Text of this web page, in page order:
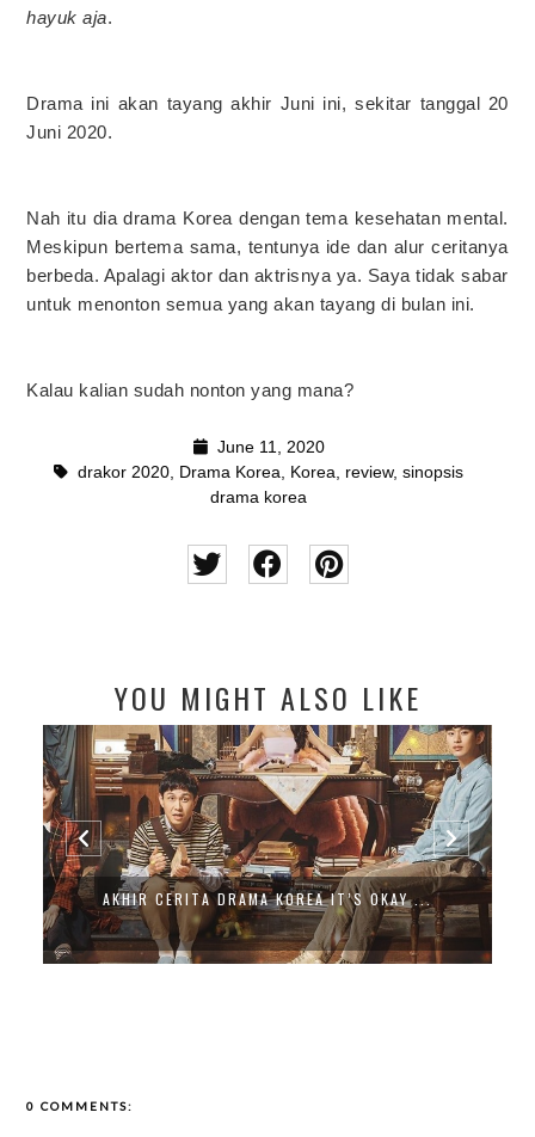
hayuk aja.
Drama ini akan tayang akhir Juni ini, sekitar tanggal 20
Juni 2020.
Nah itu dia drama Korea dengan tema kesehatan mental.
Meskipun bertema sama, tentunya ide dan alur ceritanya
berbeda. Apalagi aktor dan aktrisnya ya. Saya tidak sabar
untuk menonton semua yang akan tayang di bulan ini.
Kalau kalian sudah nonton yang mana?
June 11, 2020
drakor 2020
Drama Korea Korea review, sinopsis
drama korea
YOU MIGHT ALSO LIKE
AKHIR CERITA DRAMA KOREA IT’S OKAY ...
0 COMMENTS: